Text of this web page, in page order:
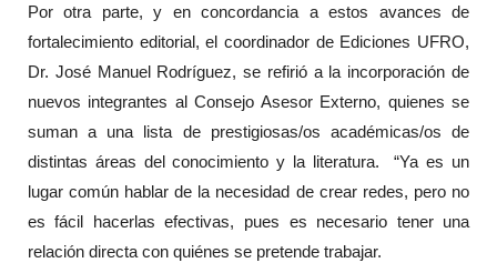
Por otra parte, y en concordancia a estos avances de
fortalecimiento editorial, el coordinador de Ediciones UFRO,
Dr. José Manuel Rodríguez, se refirió a la incorporación de
nuevos integrantes al Consejo Asesor Externo, quienes se
suman a una lista de prestigiosas/os académicas/os de
distintas áreas del conocimiento y la literatura. “Ya es un
lugar común hablar de la necesidad de crear redes, pero no
es fácil hacerlas efectivas, pues es necesario tener una
relación directa con quiénes se pretende trabajar.